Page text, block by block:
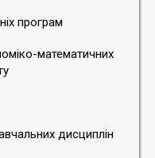
програм
математичних
дисциплін